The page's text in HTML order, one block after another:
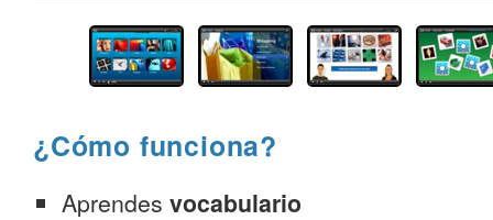
¿Cómo funciona?
Aprendes vocabulario